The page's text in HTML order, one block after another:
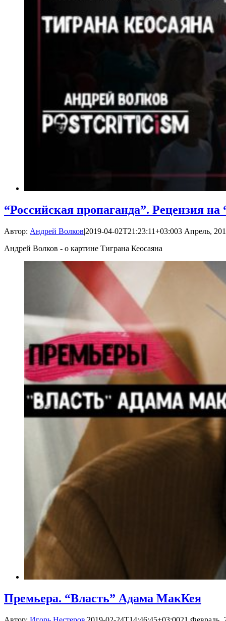
“Российская пропаганда”. Рецензия
Автор: Андрей Волков|2019-04-02T21:23:11+03:003 Апрель,
Андрей Волков - о картине Тиграна Кеосаяна
Премьера. “Власть” Адама МакКея